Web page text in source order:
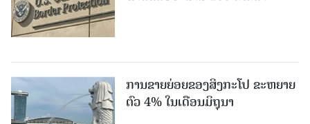
ການຂາຍຍ່ອຍຂອງສິງກະໂປ ຂະຫຍາຍ
ຕົວ 4% ໃນເດືອນມິຖຸນາ